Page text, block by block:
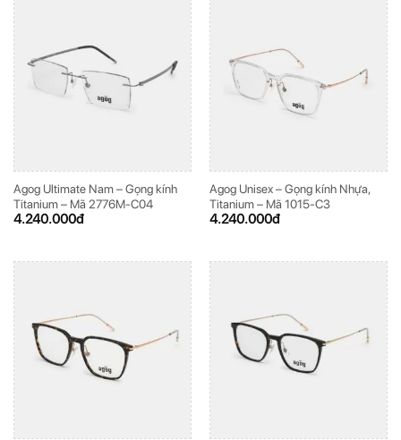
Agog Ultimate Nam – Gọng kính
Titanium – Mã 2776M-C04
4.240.000đ
Agog Unisex – Gọng kính Nhựa,
Titanium – Mã 1015-C3
4.240.000đ